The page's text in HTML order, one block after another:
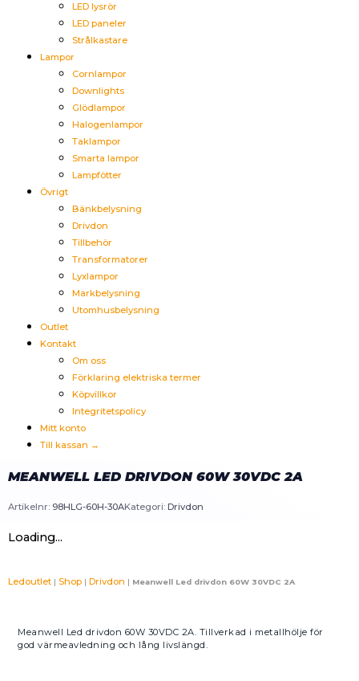
LED lysrör
LED paneler
Strålkastare
Lampor
Cornlampor
Downlights
Glödlampor
Halogenlampor
Taklampor
Smarta lampor
Lampfötter
Övrigt
Bänkbelysning
Drivdon
Tillbehör
Transformatorer
Lyxlampor
Markbelysning
Utomhusbelysning
Outlet
Kontakt
Om oss
Förklaring elektriska termer
Köpvillkor
Integritetspolicy
Mitt konto
Till kassan →
MEANWELL LED DRIVDON 60W 30VDC 2A
Artikelnr: 98HLG-60H-30AKategori: Drivdon
Loading...
Ledoutlet Shop Drivdon Meanwell Led drivdon 60W 30VDC 2A
Meanwell Led drivdon 60W 30VDC 2A. Tillverkad i metallhölje för
god värmeavledning och lång livslängd.